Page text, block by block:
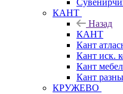
КАНТ
Назад
КАНТ
Кант
Кант иск.
Кант
Кант
КРУЖЕВО